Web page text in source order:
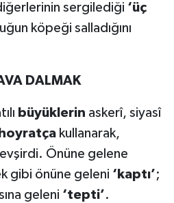
sergilediği ‘üç
köpeği salladığını
DALMAK
büyüklerin askerî, siyasî
hoyratçakullanarak,
Önüne gelene
gibi önüne geleni ‘kaptı’;
geleni ‘tepti’.